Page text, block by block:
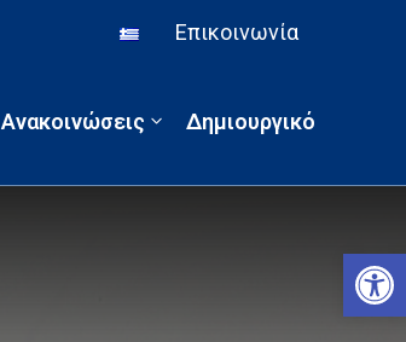
Επικοινωνία
Ανακοινώσεις Δημιουργικό